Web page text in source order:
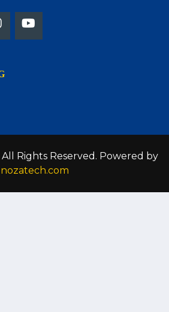
Rights Reserved. Powered by
nozatech.com